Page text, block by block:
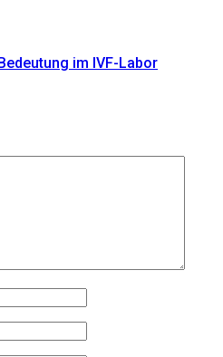
im IVF-Labor